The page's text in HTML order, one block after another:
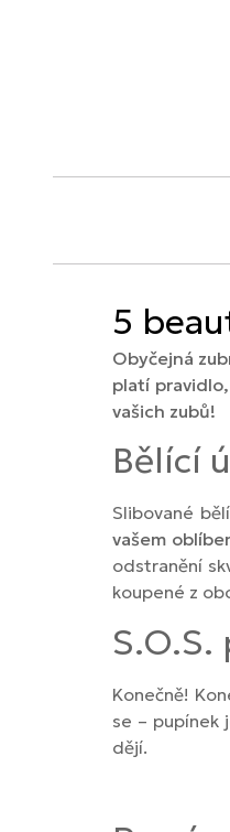
5
Obyčejná
platí
vašich zubů!
Bělící
Slibované
vašem
odstranění
koupené z
S.O.S.
Konečně!
se – pupínek
dějí.